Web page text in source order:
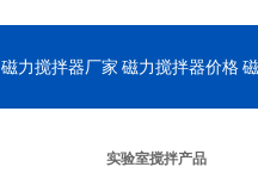
磁力搅拌器厂家 磁力搅拌器价格
实验室搅拌产品